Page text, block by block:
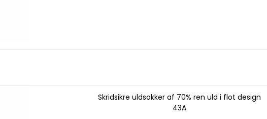
Skridsikre uldsokker af 70% ren uld i flot design
43A